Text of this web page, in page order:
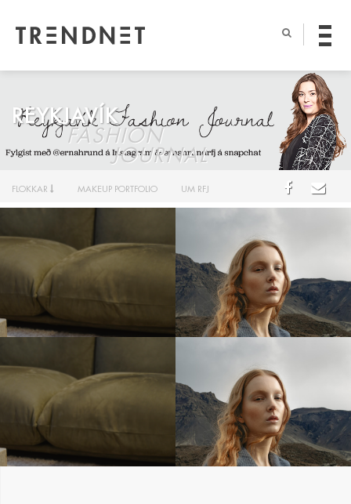
REYKJAVÍK
FASHION
JOURNAL
FLOKKAR MAKEUP PORTFOLIO UM RFJ